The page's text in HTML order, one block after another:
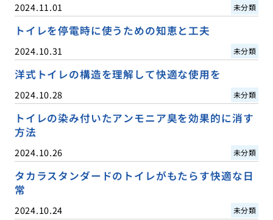
2024.11.01 未分類
トイレを停電時に使うための知恵と工夫
2024.10.31 未分類
洋式トイレの構造を理解して快適な使用を
2024.10.28 未分類
トイレの染み付いたアンモニア臭を効果的に消す
方法
2024.10.26 未分類
タカラスタンダードのトイレがもたらす快適な日
常
2024.10.24 未分類